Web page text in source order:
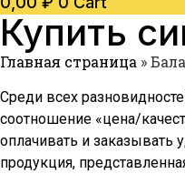
Купить
Главная страница »
Среди всех
соотношение «цена/
оплачивать и заказывать
продукция,